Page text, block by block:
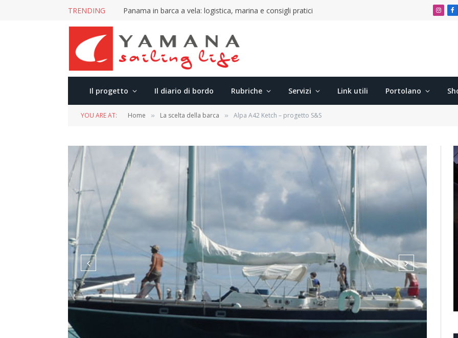
TRENDING Panama in barca a vela: logistica, marina e consigli pratici
Il progetto Il diario di bordo Rubriche Servizi Link utili Portolano
YOU ARE AT: Home » La scelta della barca » Alpa A42 Ketch – progetto S&S